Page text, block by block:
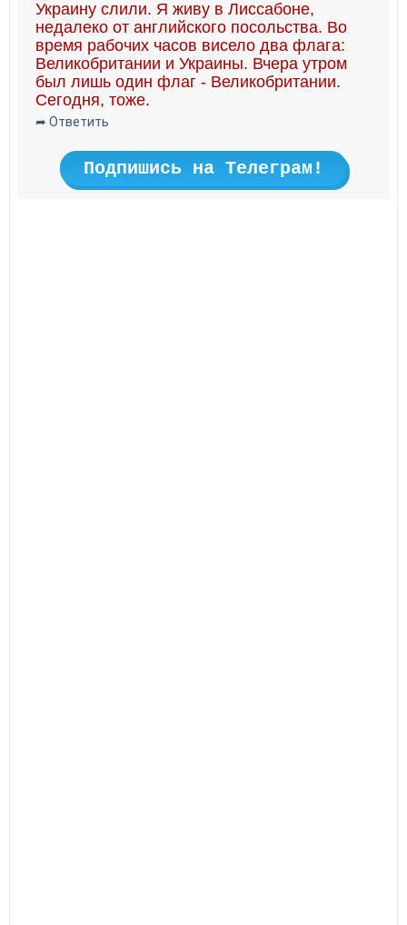
Украину слили. Я живу в Лиссабоне,
недалеко от английского посольства. Во
время рабочих часов висело два флага:
Великобритании и Украины. Вчера утром
был лишь один флаг - Великобритании.
Сегодня, тоже.
➦ Ответить
Подпишись на Телеграм!